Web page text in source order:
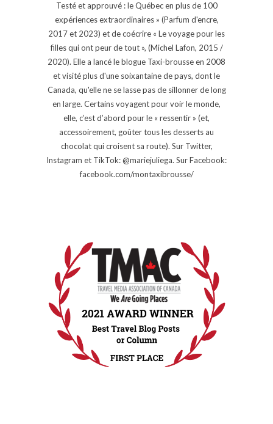
Testé et approuvé : le Québec en plus de 100
expériences extraordinaires » (Parfum d'encre,
2017 et 2023) et de coécrire « Le voyage pour les
filles qui ont peur de tout », (Michel Lafon, 2015 /
2020). Elle a lancé le blogue Taxi-brousse en 2008
et visité plus d'une soixantaine de pays, dont le
Canada, qu'elle ne se lasse pas de sillonner de long
en large. Certains voyagent pour voir le monde,
elle, c’est d’abord pour le « ressentir » (et,
accessoirement, goûter tous les desserts au
chocolat qui croisent sa route). Sur Twitter,
Instagram et TikTok: @mariejuliega. Sur Facebook:
facebook.com/montaxibrousse/